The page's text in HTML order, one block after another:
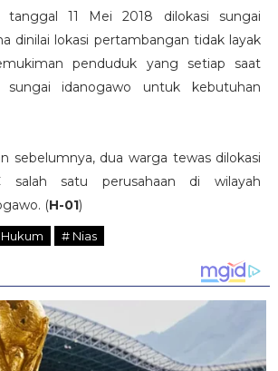
tanggal 11 Mei 2018 dilokasi sungai
dinilai lokasi pertambangan tidak layak
penduduk yang setiap saat
sungai idanogawo untuk kebutuhan
sebelumnya, dua warga tewas dilokasi
salah satu perusahaan di wilayah
(H-01)
# Nias